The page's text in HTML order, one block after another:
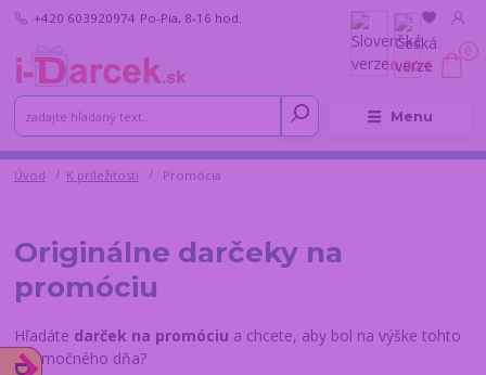
Menu
+420 603920974 Po-Pia, 8-16 hod.
0
0,00 €
Úvod K príležitosti Promócia
Originálne darčeky na
promóciu
Hľadáte darček na promóciu a chcete, aby bol na výške tohto
výnimočného dňa?